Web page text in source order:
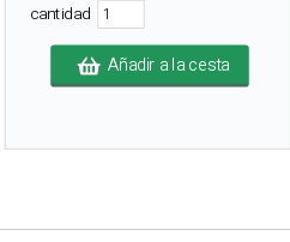
cantidad
Añadir a la cesta